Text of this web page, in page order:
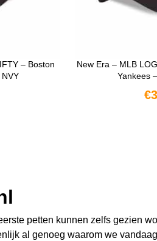
– Boston
New Era – MLB
Yankees
€
petten kunnen zelfs gezien
al genoeg waarom we